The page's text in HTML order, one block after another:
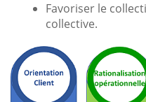
Favoriser le
collective.